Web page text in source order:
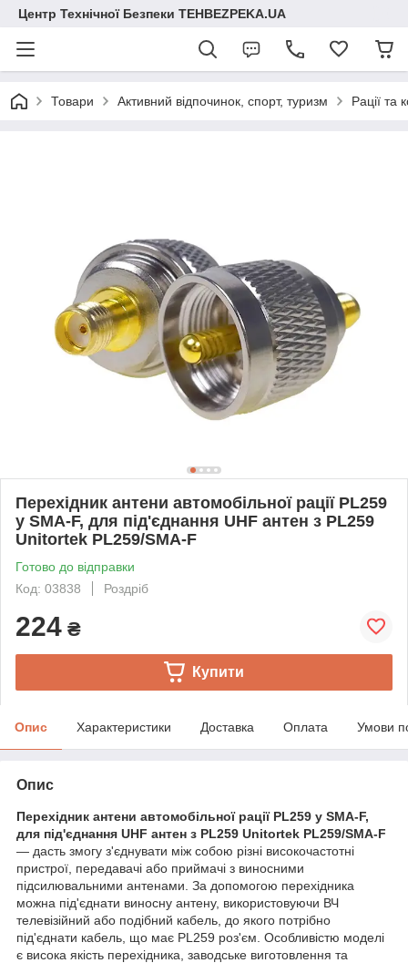
Центр Технічної Безпеки TEHBEZPEKA.UA
Товари Активний відпочинок, спорт, туризм Рації та
Перехідник антени автомобільної рації PL259
у SMA-F, для під'єднання UHF антен з PL259
Unitortek PL259/SMA-F
Готово до відправки
Код: 03838
Роздріб
224 ₴
Купити
Опис Характеристики Доставка Оплата Умови
Опис
Перехідник антени автомобільної рації PL259 у SMA-F,
для під'єднання UHF антен з PL259 Unitortek PL259/SMA-F
— дасть змогу з'єднувати між собою різні високочастотні
пристрої, передавачі або приймачі з виносними
підсилювальними антенами. За допомогою перехідника
можна під'єднати виносну антену, використовуючи ВЧ
телевізійний або подібний кабель, до якого потрібно
під'єднати кабель, що має PL259 роз'єм. Особливістю моделі
є висока якість перехідника, заводське виготовлення та